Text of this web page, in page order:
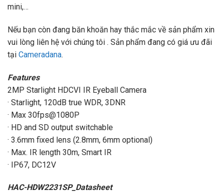
mini,…
Nếu bạn còn đang băn khoăn hay thắc mắc về sản phẩm xin
vui lòng liên hệ với chúng tôi . Sản phẩm đang có giá ưu đãi
tại Cameradana.
Features
2MP Starlight HDCVI IR Eyeball Camera
· Starlight, 120dB true WDR, 3DNR
· Max 30fps@1080P
· HD and SD output switchable
· 3.6mm fixed lens (2.8mm, 6mm optional)
· Max. IR length 30m, Smart IR
· IP67, DC12V
HAC-HDW2231SP_Datasheet